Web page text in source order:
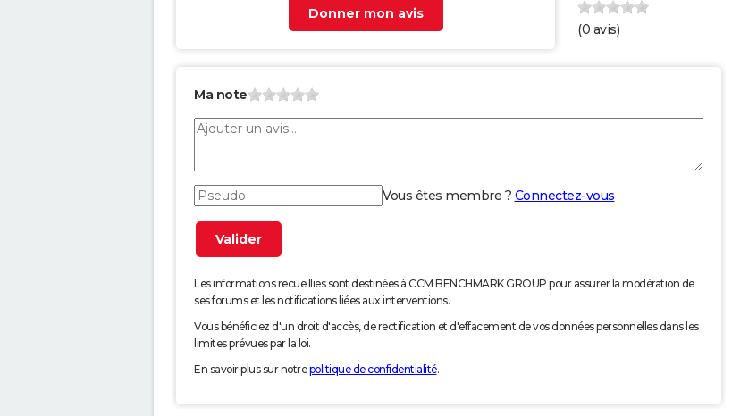
Donner mon avis
(0 avis)
Ma note
Vous êtes membre ? Connectez-vous
Les informations recueillies sont destinées à CCM BENCHMARK GROUP pour assurer la modération de
ses forums et les notifications liées aux interventions.
Vous bénéficiez d'un droit d'accès, de rectification et d'effacement de vos données personnelles dans les
limites prévues par la loi.
En savoir plus sur notrepolitique de confidentialité.